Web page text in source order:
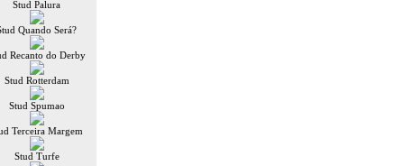
Stud Palura
Quando Será?
Recanto do Derby
Stud Rotterdam
Stud Spumao
Terceira Margem
Stud Turfe